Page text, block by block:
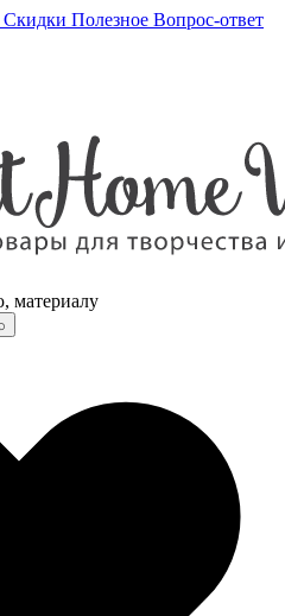
Скидки Полезное Вопрос-ответ
материалу